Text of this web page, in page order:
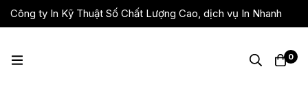
Công ty In Kỹ Thuật Số Chất Lượng Cao, dịch vụ In Nhanh
Giá Rẻ, Lấy Liền
0